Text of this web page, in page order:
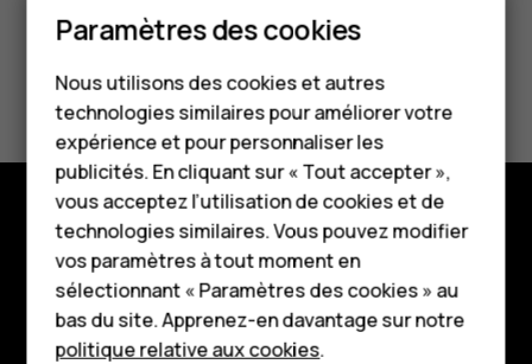
Smartphones
Téléphones classiques
Accessoires
HMD Terra M
Pour les entreprises
Tablettes
Boutique
Avez-vous trouvé cela utile?
Oui Non
Boutique
À propos
Planet and people
Paramètres des cookies
Nous utilisons des cookies et autres
technologies similaires pour améliorer votre
expérience et pour personnaliser les
publicités. En cliquant sur « Tout accepter »,
vous acceptez l’utilisation de cookies et de
technologies similaires. Vous pouvez modifier
vos paramètres à tout moment en
sélectionnant « Paramètres des cookies » au
bas du site. Apprenez-en davantage sur notre
politique relative aux cookies.